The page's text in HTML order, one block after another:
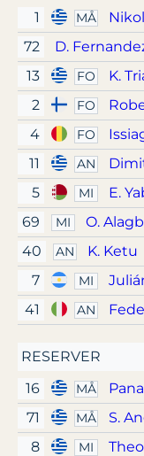
1 MÅ
72
D.
13
FO
K.
2
FO
4
FO
11
AN
5 MI E.
69 MI O.
40 AN K. Ketu
7 MI
41 AN
RESERVER
16
MÅ
71
MÅ
S.
8
MI